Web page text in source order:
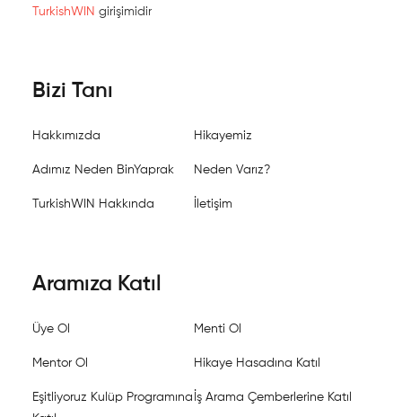
TurkishWIN girişimidir
Bizi Tanı
Hakkımızda Hikayemiz
Adımız Neden BinYaprak Neden Varız?
TurkishWIN Hakkında İletişim
Aramıza Katıl
Üye Ol Menti Ol
Mentor Ol Hikaye Hasadına Katıl
Eşitliyoruz Kulüp Programına İş Arama Çemberlerine Katıl